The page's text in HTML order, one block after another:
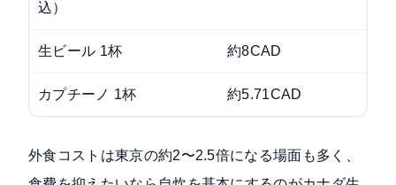
込）
生ビール 1杯 約8CAD
カプチーノ 1杯 約5.71CAD
外食コストは東京の約2〜2.5倍になる場面も多く、